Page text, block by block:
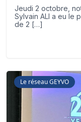
Jeudi 2 octobre,
Sylvain ALI a eu le
de 2 […]
Le réseau GEYVO